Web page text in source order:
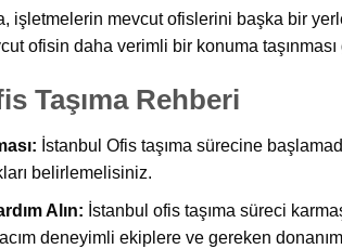
işletmelerin mevcut ofislerini başka bir
ofisin daha verimli bir konuma
Taşıma Rehberi
İstanbul Ofis taşıma sürecine
belirlemelisiniz.
Alın: İstanbul ofis taşıma süreci
deneyimli ekiplere ve gereken